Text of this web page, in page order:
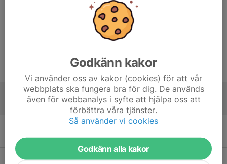
Kalmar FF Sommarcup
Halvårsrapport och info
11 jun, 22:07 0
Supersöndag / Mors dag / Elitloppet
29 maj, 08:07 0
Bussresa
Godkänn kakor
Vi använder oss av kakor (cookies) för att vår
webbplats ska fungera bra för dig. De används
även för webbanalys i syfte att hjälpa oss att
förbättra våra tjänster.
Så använder vi cookies
Godkänn alla kakor